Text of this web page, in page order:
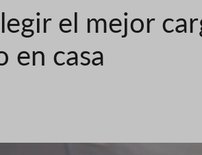
el mejor
en casa